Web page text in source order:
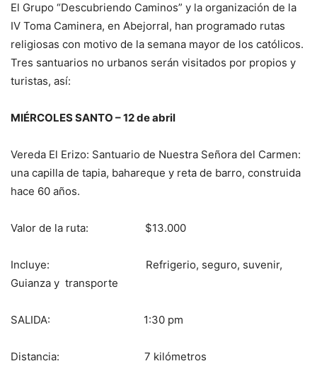
El Grupo “Descubriendo Caminos” y la organización de la
IV Toma Caminera, en Abejorral, han programado rutas
religiosas con motivo de la semana mayor de los católicos.
Tres santuarios no urbanos serán visitados por propios y
turistas, así:
MIÉRCOLESSANTO – 12 de abril
Vereda El Erizo: Santuario de Nuestra Señora del Carmen:
una capilla de tapia, bahareque y reta de barro, construida
hace 60 años.
Valor de la ruta: $13.000
Incluye: Refrigerio, seguro, suvenir,
Guianza y transporte
SALIDA: 1:30 pm
Distancia: 7 kilómetros